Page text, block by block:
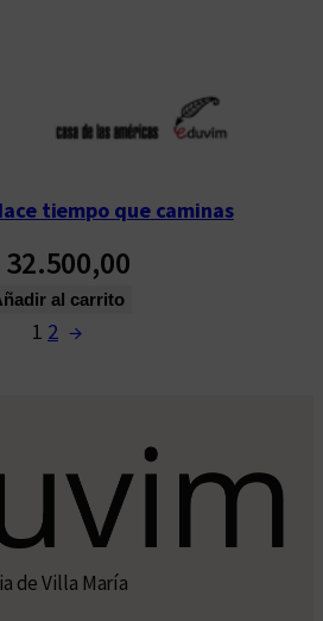
tiempo que caminas
32.500,00
al carrito
1 2 →
de Villa María